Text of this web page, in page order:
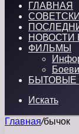
ГЛАВНАЯ
НОВОСТИ
ФИЛЬМЫ
БЫТОВЫЕ
Искать
Главная/бычок